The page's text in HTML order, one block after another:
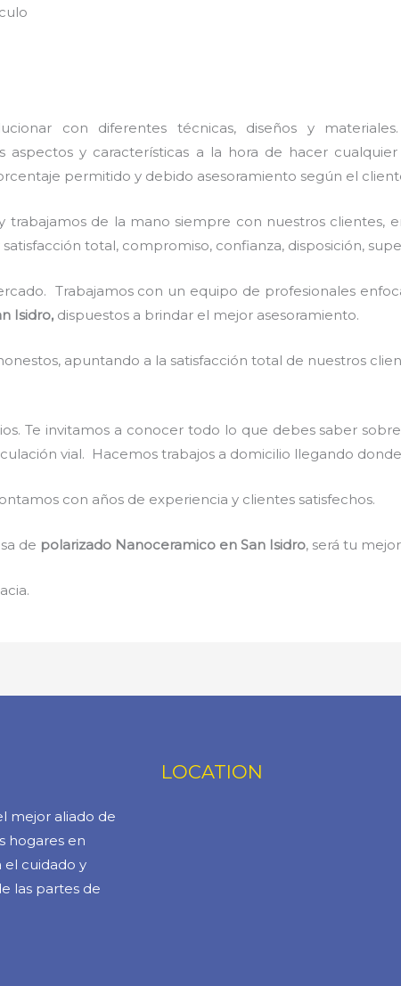
con diferentes técnicas, diseños y
aspectos y características a la hora de hacer
permitido y debido asesoramiento según el
trabajamos de la mano siempre con nuestros clientes,
total, compromiso, confianza, disposición,
Trabajamos con un equipo de profesionales
Isidro, dispuestos a brindar el mejor asesoramiento.
apuntando a la satisfacción total de nuestros
Te invitamos a conocer todo lo que debes saber sobre
vial. Hacemos trabajos a domicilio llegando
con años de experiencia y clientes satisfechos.
de polarizado Nanoceramico en San Isidro, será tu
mejor aliado de
hogares en
el cuidado y
las partes de
LOCATION